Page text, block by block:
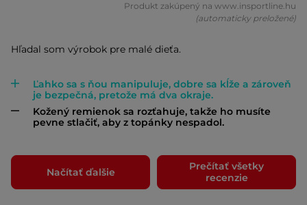
Produkt zakúpený na www.insportline.hu
(automaticky preložené)
Hľadal som výrobok pre malé dieťa.
Ľahko sa s ňou manipuluje, dobre sa kĺže a zároveň
je bezpečná, pretože má dva okraje.
Kožený remienok sa rozťahuje, takže ho musíte
pevne stlačiť, aby z topánky nespadol.
Načítať ďalšie
Prečítať všetky
recenzie